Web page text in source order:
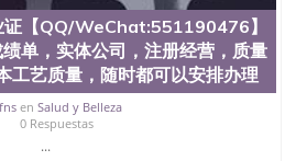
何塞州立大学（San Jose State
立大学（San Jose State
立大学（San Jose State
立大学（San Jose State
立大学学位证（San Jose State
立大学学位证（San Jose State
立大学学位证（San Jose State
立大学（San Jose State
证【QQ/WeChat:551190476】
单，实体公司，注册经营，质量
工艺质量，随时都可以安排办理
en Salud y Belleza
0 Respuestas
...